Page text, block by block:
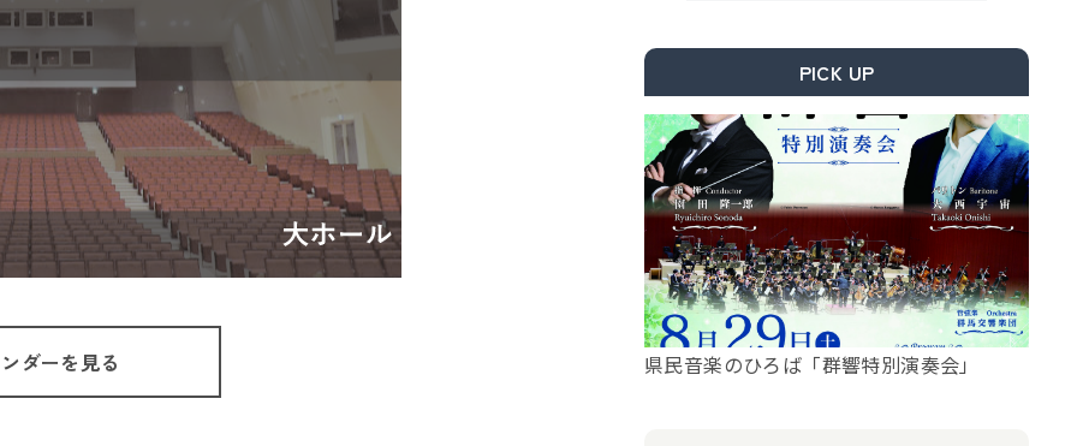
ダーを見る
PICK UP
県民音楽のひろば「群響特別演奏会」